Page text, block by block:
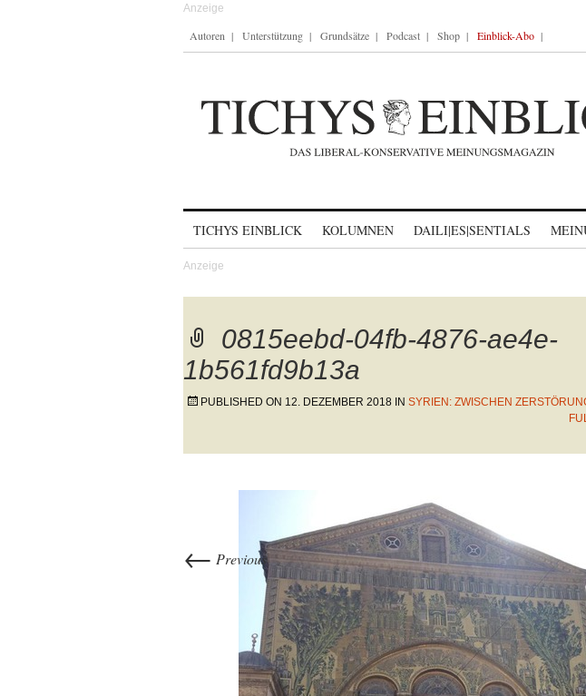
Autoren Unterstützung Grundsätze Podcast Shop Einblick-Abo
TICHYS EINBLICK KOLUMNEN DAILI|ES|SENTIALS
0815eebd-04fb-4876-ae4e-
1b561fd9b13a
PUBLISHED ON 12. DEZEMBER 2018 IN SYRIEN: ZWISCHEN
← Previous